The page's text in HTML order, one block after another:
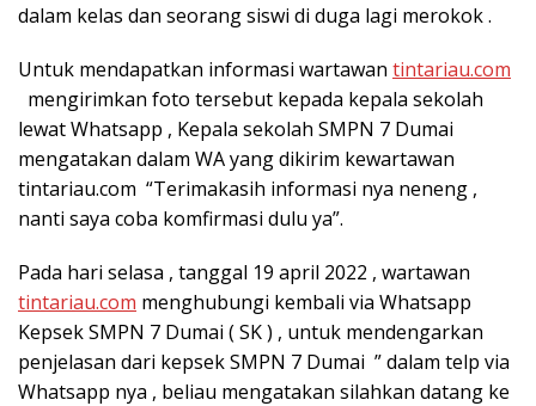
dalam kelas dan seorang siswi di duga lagi merokok .
Untuk mendapatkan informasi wartawan tintariau.com
mengirimkan foto tersebut kepada kepala sekolah
lewat Whatsapp , Kepala sekolah SMPN 7 Dumai
mengatakan dalam WA yang dikirim kewartawan
tintariau.com “Terimakasih informasi nya neneng ,
nanti saya coba komfirmasi dulu ya”.
Pada hari selasa , tanggal 19 april 2022 , wartawan
tintariau.com menghubungi kembali via Whatsapp
Kepsek SMPN 7 Dumai ( SK ) , untuk mendengarkan
penjelasan dari kepsek SMPN 7 Dumai ” dalam telp via
Whatsapp nya , beliau mengatakan silahkan datang ke